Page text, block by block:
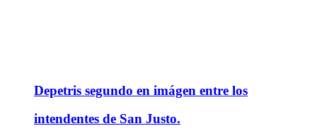
Depetris segundo en imágen entre los
intendentes de San Justo.